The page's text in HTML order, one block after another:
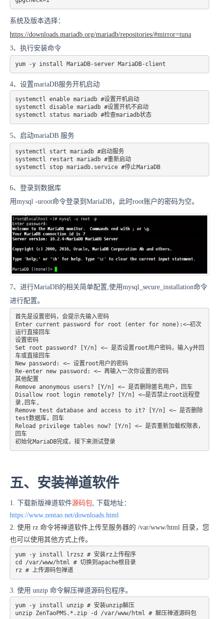
系统及版本选择：
https://downloads.mariadb.org/mariadb/repositories/#mirror=tuna
3、执行安装命令
yum -y install MariaDB-server MariaDB-client
4、设置mariaDB服务开机启动
systemctl enable mariadb #设置开机启动
systemctl disable mariadb #设置开机不启动
systemctl status mariadb #检查mariadb状态
5、启动mariaDB 服务
systemctl start mariadb #启动服务
systemctl restart mariadb #重新启动
systemctl stop mariadb.service #停止MariaDB
6、登录到数据库
用mysql -uroot命令登录到MariaDB，此时root账户的密码为空。
7、进行MariaDB的相关简单配置,使用mysql_secure_installation命令
进行配置。
首先是设置密码，会提示先输入密码
Enter current password for root (enter for none):<–初次
运行直接回车
设置密码
Set root password? [Y/n] <– 是否设置root用户密码，输入y并回
车或直接回车
New password: <– 设置root用户的密码
Re-enter new password: <– 再输入一次你设置的密码
其他配置
Remove anonymous users? [Y/n] <– 是否删除匿名用户，回车
Disallow root login remotely? [Y/n] <–是否禁止root远程登
录,回车,
Remove test database and access to it? [Y/n] <– 是否删除
test数据库，回车
Reload privilege tables now? [Y/n] <– 是否重新加载权限表，
回车
初始化MariaDB完成，接下来测试登录
五、安装禅道软件
1. 下载新版禅道软件源码包 , 下载地址：
https://www.zentao.net/downloads.html
2. 使用 rz 命令将禅道软件上传至服务器的 /var/www/html 目录，您
也可以使用其他方式上传。
yum -y install lrzsz # 安装rz上传程序
cd /var/www/html # 切换到apache根目录
rz # 上传源码包禅道
3. 使用 unzip 命令解压禅道源码包程序。
yum -y install unzip # 安装unzip解压
unzip ZenTaoPMS.*.zip -d /var/www/html # 解压禅道源码包